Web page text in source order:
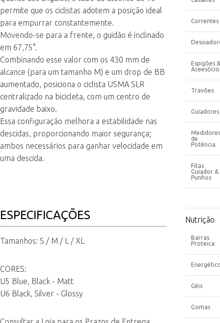
permite que os ciclistas adotem a posição ideal
para empurrar constantemente.
Movendo-se para a frente, o guidão é inclinado
em 67,75°.
Combinando esse valor com os 430 mm de
alcance (para um tamanho M) e um drop de BB
aumentado, posiciona o ciclista USMA SLR
centralizado na bicicleta, com um centro de
gravidade baixo.
Essa configuração melhora a estabilidade nas
descidas, proporcionando maior segurança;
ambos necessários para ganhar velocidade em
uma descida.
ESPECIFICAÇÕES
Tamanhos: S / M / L / XL
CORES:
U5 Blue, Black - Matt
U6 Black, Silver - Glossy
Correntes
Espigões &
Travões
Guiadores
Medidores
de
Potência
Fitas
Guiador &
Punhos
Nutrição
Barras
Proteica
Géis
Gomas